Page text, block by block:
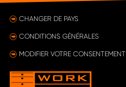
CHANGER DE PAYS
CONDITIONS GÉNÉRALES
MODIFIER VOTRE CONSENTEMENT